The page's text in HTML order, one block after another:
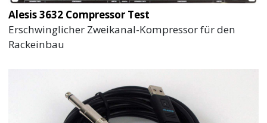
Alesis 3632 Compressor Test
Erschwinglicher Zweikanal-Kompressor für den
Rackeinbau